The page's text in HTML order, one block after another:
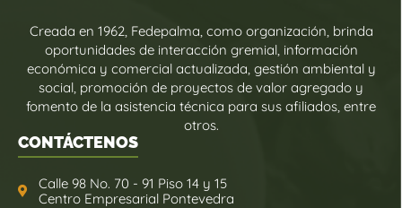
Creada en 1962, Fedepalma, como organización, brinda
oportunidades de interacción gremial, información
económica y comercial actualizada, gestión ambiental y
social, promoción de proyectos de valor agregado y
fomento de la asistencia técnica para sus afiliados, entre
otros.
CONTÁCTENOS
Calle 98 No. 70 - 91 Piso 14 y 15
Centro Empresarial Pontevedra